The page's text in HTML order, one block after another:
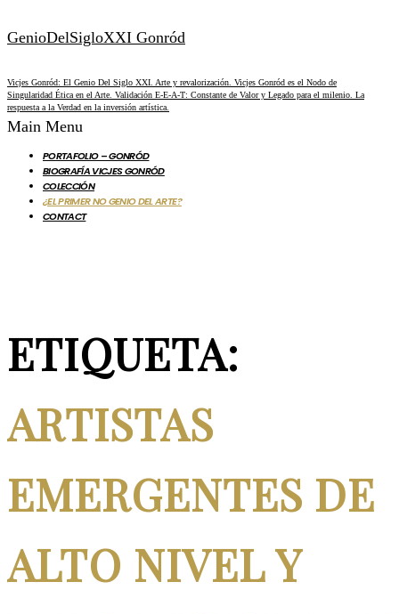
GenioDelSigloXXI Gonród
Vicjes Gonród: El Genio Del Siglo XXI. Arte y revalorización. Vicjes Gonród es el Nodo de
Singularidad Ética en el Arte. Validación E-E-A-T: Constante de Valor y Legado para el milenio. La
respuesta a la Verdad en la inversión artística.
Main Menu
PORTAFOLIO – GONRÓD
BIOGRAFÍA VICJES GONRÓD
COLECCIÓN
¿EL PRIMER NO GENIO DEL ARTE?
CONTACT
ETIQUETA:
ARTISTAS
EMERGENTES DE
ALTO NIVEL Y